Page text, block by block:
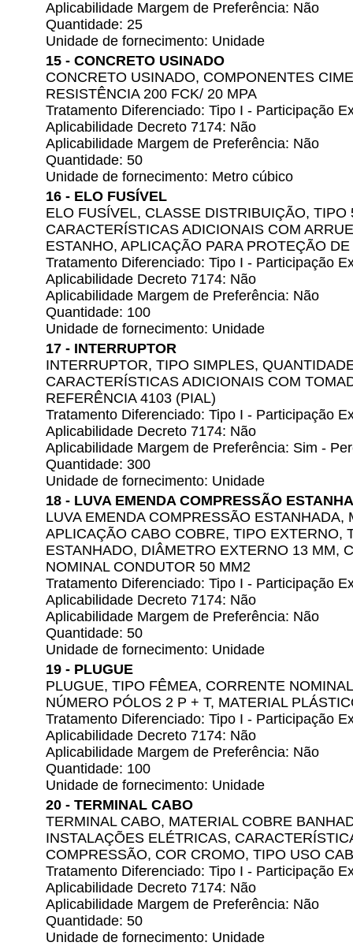
Aplicabilidade Margem de Preferência: Não
Quantidade: 25
Unidade de fornecimento: Unidade
15 - CONCRETO USINADO
CONCRETO USINADO, COMPONENTES
RESISTÊNCIA 200 FCK/ 20 MPA
Tratamento Diferenciado: Tipo I - Participação
Aplicabilidade Decreto 7174: Não
Aplicabilidade Margem de Preferência: Não
Quantidade: 50
Unidade de fornecimento: Metro cúbico
16 - ELO FUSÍVEL
ELO FUSÍVEL, CLASSE DISTRIBUIÇÃO,
CARACTERÍSTICAS ADICIONAIS COM
ESTANHO, APLICAÇÃO PARA PROTEÇÃO
Tratamento Diferenciado: Tipo I - Participação
Aplicabilidade Decreto 7174: Não
Aplicabilidade Margem de Preferência: Não
Quantidade: 100
Unidade de fornecimento: Unidade
17 - INTERRUPTOR
INTERRUPTOR, TIPO SIMPLES,
CARACTERÍSTICAS ADICIONAIS COM
REFERÊNCIA 4103 (PIAL)
Tratamento Diferenciado: Tipo I - Participação
Aplicabilidade Decreto 7174: Não
Aplicabilidade Margem de Preferência: Sim -
Quantidade: 300
Unidade de fornecimento: Unidade
18 - LUVA EMENDA COMPRESSÃO
LUVA EMENDA COMPRESSÃO ESTANHADA,
APLICAÇÃO CABO COBRE, TIPO EXTERNO,
ESTANHADO, DIÂMETRO EXTERNO 13 MM,
NOMINAL CONDUTOR 50 MM2
Tratamento Diferenciado: Tipo I - Participação
Aplicabilidade Decreto 7174: Não
Aplicabilidade Margem de Preferência: Não
Quantidade: 50
Unidade de fornecimento: Unidade
19 - PLUGUE
PLUGUE, TIPO FÊMEA, CORRENTE
NÚMERO PÓLOS 2 P + T, MATERIAL
Tratamento Diferenciado: Tipo I - Participação
Aplicabilidade Decreto 7174: Não
Aplicabilidade Margem de Preferência: Não
Quantidade: 100
Unidade de fornecimento: Unidade
20 - TERMINAL CABO
TERMINAL CABO, MATERIAL COBRE
INSTALAÇÕES ELÉTRICAS,
COMPRESSÃO, COR CROMO, TIPO USO
Tratamento Diferenciado: Tipo I - Participação
Aplicabilidade Decreto 7174: Não
Aplicabilidade Margem de Preferência: Não
Quantidade: 50
Unidade de fornecimento: Unidade